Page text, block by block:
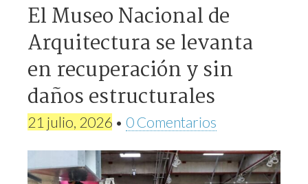
El Museo Nacional de
Arquitectura se levanta
en recuperación y sin
daños estructurales
21 julio, 2026 • 0 Comentarios